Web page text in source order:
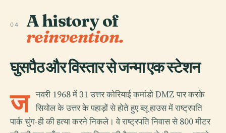
04 A history of
reinvention.
घुसपैठ और विस्तार से जन्मा एक स्टेशन
ज नवरी 1968 में 31 उत्तर कोरियाई कमांडो DMZ पार करके
सियोल के उत्तर के पहाड़ों से होते हुए ब्लू हाउस में राष्ट्रपति
पार्क चुंग-ही की हत्या करने निकले। वे राष्ट्रपति निवास से 800 मीटर